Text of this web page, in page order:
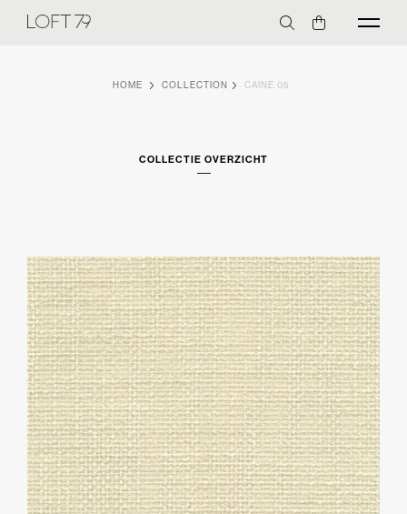
HOME COLLECTION CAINE 05
COLLECTIE OVERZICHT